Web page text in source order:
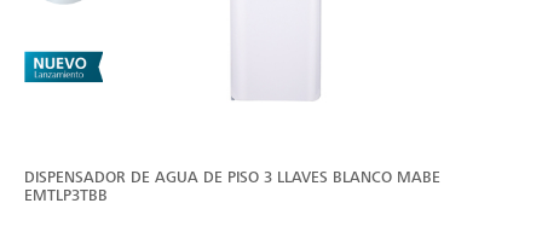
DISPENSADOR DE AGUA DE PISO 3 LLAVES BLANCO MABE
EMTLP3TBB